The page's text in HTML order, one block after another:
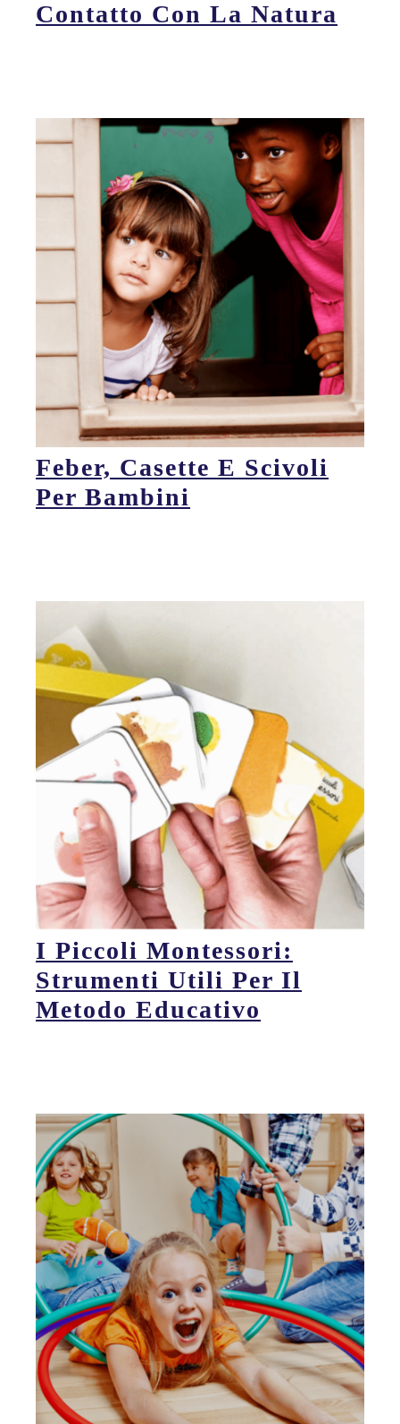
Contatto Con La Natura
Feber, Casette E Scivoli
Per Bambini
I Piccoli Montessori:
Strumenti Utili Per Il
Metodo Educativo